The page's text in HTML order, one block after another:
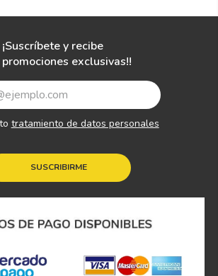
¡Suscríbete y recibe
promociones exclusivas!!
SUSCRIBIRME
tratamiento de datos personales